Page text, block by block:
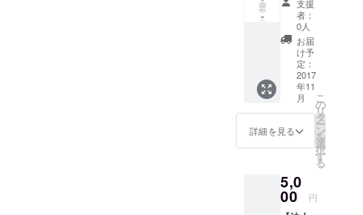
によっ
て、企
業の知
名度、
好感度
UPが見
込まれ
ます。
＜協賛
メ
ジェク
ターで
クテル
BARイ
ベン
ト”彩酒
祭”を応
援して
頂ける
企業・
個人の
方から
の協賛
ます！
スポン
サーと
支援
者：
0人
お届
け予
定：
2017
年11
月
詳細を見る
こ
の
リ
タ
ー
ン
を
選
択
す
る
5,0
00 円